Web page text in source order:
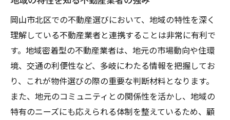
岡山市北区での不動産選びにおいて、地域の特性を深く
理解している不動産業者と連携することは非常に有利で
す。地域密着型の不動産業者は、地元の市場動向や住環
境、交通の利便性など、多岐にわたる情報を把握してお
り、これが物件選びの際の重要な判断材料となります。
また、地元のコミュニティとの関係性を活かし、地域の
特有のニーズにも応えられる体制を整えているため、顧